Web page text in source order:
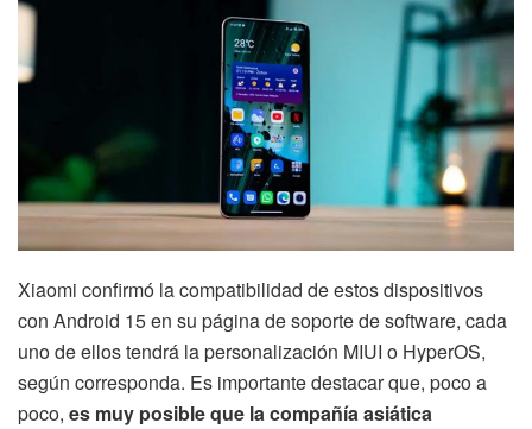
Xiaomi confirmó la compatibilidad de estos dispositivos
con Android 15 en su página de soporte de software, cada
uno de ellos tendrá la personalización MIUI o HyperOS,
según corresponda. Es importante destacar que, poco a
poco, es muy posible que la compañía asiática